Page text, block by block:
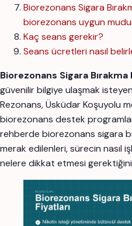
Biorezonans Sigara
biorezonans uygun
Kaç seans gerekir?
Seans ücretleri nasıl
Biorezonans Sigara Bırakma
güvenilir bilgiye ulaşmak
Rezonans, Üsküdar Koşuyolu
biorezonans destek
rehberde biorezonans sigara
merak edilenleri, sürecin nasıl
nelere dikkat etmesi